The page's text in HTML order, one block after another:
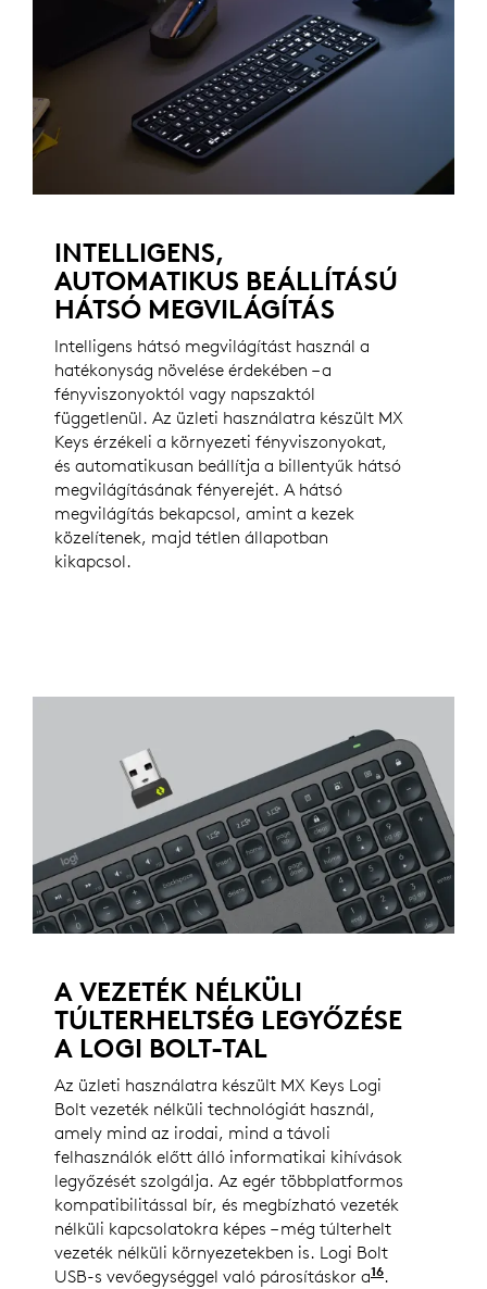
INTELLIGENS,
AUTOMATIKUS BEÁLLÍTÁSÚ
HÁTSÓ MEGVILÁGÍTÁS
Intelligens hátsó megvilágítást használ a
hatékonyság növelése érdekében – a
fényviszonyoktól vagy napszaktól
függetlenül. Az üzleti használatra készült MX
Keys érzékeli a környezeti fényviszonyokat,
és automatikusan beállítja a billentyűk hátsó
megvilágításának fényerejét. A hátsó
megvilágítás bekapcsol, amint a kezek
közelítenek, majd tétlen állapotban
kikapcsol.
A VEZETÉK NÉLKÜLI
TÚLTERHELTSÉG LEGYŐZÉSE
A LOGI BOLT-TAL
Az üzleti használatra készült MX Keys Logi
Bolt vezeték nélküli technológiát használ,
amely mind az irodai, mind a távoli
felhasználók előtt álló informatikai kihívások
legyőzését szolgálja. Az egér többplatformos
kompatibilitással bír, és megbízható vezeték
nélküli kapcsolatokra képes – még túlterhelt
vezeték nélküli környezetekben is. Logi Bolt
USB-s vevőegységgel való párosításkor a16Logi Bolt
.